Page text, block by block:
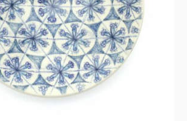
IN DEN WARENKORB
/